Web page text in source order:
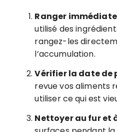
Ranger
utilisé des
rangez-les
l’accumulation.
Vérifier la date de
revue vos aliments
utiliser ce qui est
Nettoyer au fur et